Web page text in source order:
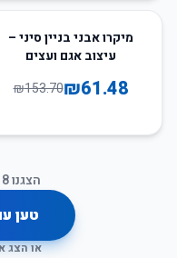
60
מיקרו אבני בניין סיני –
עיצוב אגם ועצים
₪61.48
₪153.70
הצגנו8
טען
או הצג